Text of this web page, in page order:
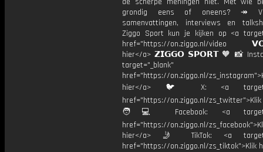
grondig eens of oneens? ↠
samenvattingen, interviews en
Ziggo Sport kun je kijken op <a
href="https://on.ziggo.nl/video
hier</a> 𝗭𝗜𝗚𝗚𝗢 𝗦𝗣𝗢𝗥𝗧 🧡 📸
target="_blank"
href="https://on.ziggo.nl/
hier</a> 🐦 X: <a
href="https://on.ziggo.nl/
🧑💻 Facebook: <a
href="https://on.ziggo.nl/
hier</a> 🤳 TikTok: <a
href="https://on.ziggo.nl/zs_tiktok">Klik